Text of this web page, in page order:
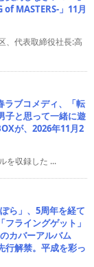
of MASTERS-」11月
、代表取締役社長:高
ラブコメディ、「転
子と思って一緒に遊
が、2026年11月2
を収録した ...
ら」、5周年を経て
ライングゲット」
カバーアルバム
行解禁。平成を彩っ